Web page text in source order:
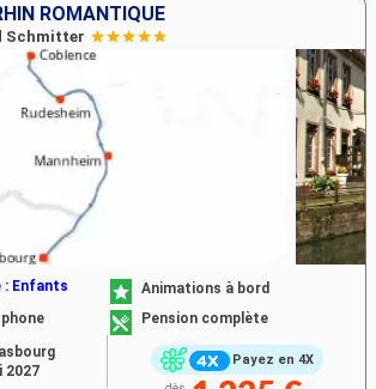
ROMANTIQUE
Schmitter
Payez en 4X
: Enfants
Animations à bord
Pension complète
2027